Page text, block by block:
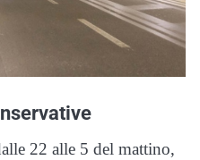
22 alle 5 del mattino,